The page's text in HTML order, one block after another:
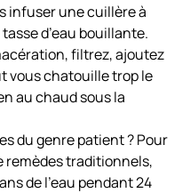
infuser une cuillère à
d’eau bouillante.
filtrez, ajoutez
vous chatouille trop le
au chaud sous la
du genre patient ? Pour
remèdes traditionnels,
de l’eau pendant 24